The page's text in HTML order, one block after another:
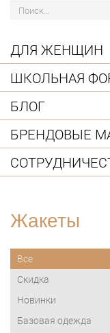
ДЛЯ ЖЕНЩИН
ШКОЛЬНАЯ
БЛОГ
БРЕНДОВЫЕ
Жакеты
Все
Скидка
Новинки
Базовая одежда